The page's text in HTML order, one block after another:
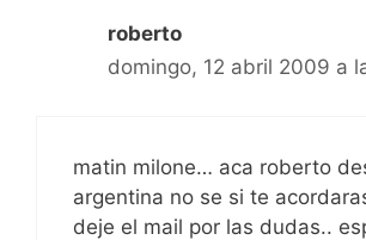
roberto
domingo, 12 abril 2009 a
matin milone… aca roberto
argentina no se si te
deje el mail por las dudas..